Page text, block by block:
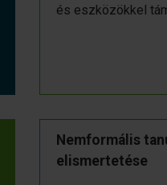
és eszközökkel
Nemformális
elismertetése